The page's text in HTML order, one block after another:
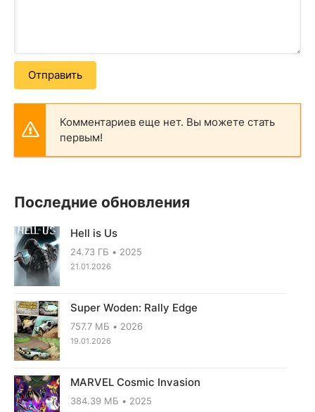
Отправить
Комментариев еще нет. Вы можете стать
первым!
Последние обновления
Hell is Us
24.73 ГБ 2025
21.01.2026
Super Woden: Rally Edge
757.7 МБ 2026
19.01.2026
MARVEL Cosmic Invasion
384.39 МБ 2025